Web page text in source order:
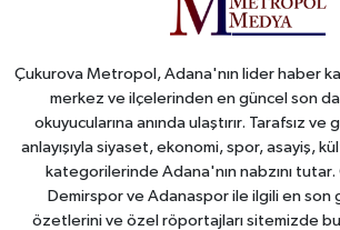
Çukurova Metropol, Adana'nın lider haber
merkez ve ilçelerinden en güncel son
okuyucularına anında ulaştırır. Tarafsız
anlayışıyla siyaset, ekonomi, spor, asayiş,
kategorilerinde Adana'nın nabzını
Demirspor ve Adanaspor ile ilgili en son
özetlerini ve özel röportajları sitemizde